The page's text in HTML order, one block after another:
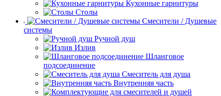
Кухонные гарнитуры
Столы
Смесители / Душевые
системы
Ручной душ
Излив
Шланговое
подсоединение
Смеситель для душа
Внутренняя часть